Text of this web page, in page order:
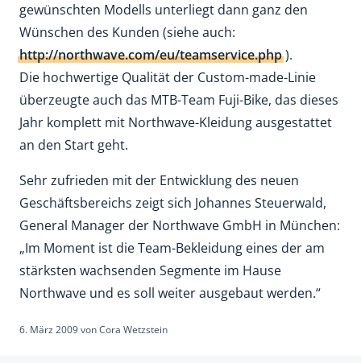
gewünschten Modells unterliegt dann ganz den
Wünschen des Kunden (siehe auch:
http://northwave.com/eu/teamservice.php).
Die hochwertige Qualität der Custom-made-Linie
überzeugte auch das MTB-Team Fuji-Bike, das dieses
Jahr komplett mit Northwave-Kleidung ausgestattet
an den Start geht.
Sehr zufrieden mit der Entwicklung des neuen
Geschäftsbereichs zeigt sich Johannes Steuerwald,
General Manager der Northwave GmbH in München:
„Im Moment ist die Team-Bekleidung eines der am
stärksten wachsenden Segmente im Hause
Northwave und es soll weiter ausgebaut werden.“
6. März 2009vonCora Wetzstein